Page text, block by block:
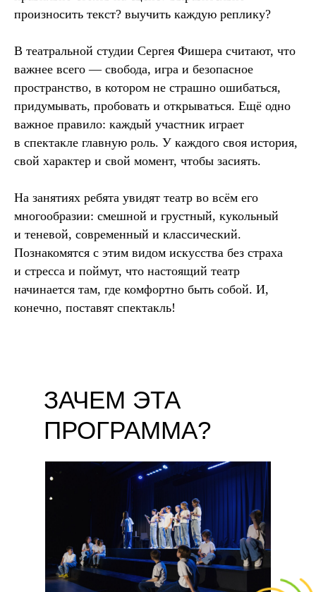
произносить текст? выучить каждую реплику?
В театральной студии Сергея Фишера считают, что
важнее всего — свобода, игра и безопасное
пространство, в котором не страшно ошибаться,
придумывать, пробовать и открываться. Ещё одно
важное правило: каждый участник играет
в спектакле главную роль. У каждого своя история,
свой характер и свой момент, чтобы засиять.
На занятиях ребята увидят театр во всём его
многообразии: смешной и грустный, кукольный
и теневой, современный и классический.
Познакомятся с этим видом искусства без страха
и стресса и поймут, что настоящий театр
начинается там, где комфортно быть собой. И,
конечно, поставят спектакль!
ЗАЧЕМ ЭТА
ПРОГРАММА?